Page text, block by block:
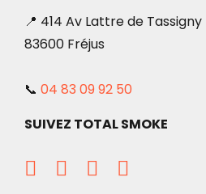
📍 414 Av Lattre de Tassigny
83600 Fréjus
📞 04 83 09 92 50
SUIVEZ TOTAL SMOKE